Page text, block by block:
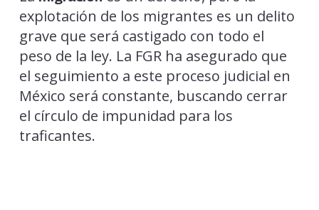
explotación de los migrantes es un delito
grave que será castigado con todo el
peso de la ley. La FGR ha asegurado que
el seguimiento a este proceso judicial en
México será constante, buscando cerrar
el círculo de impunidad para los
traficantes.